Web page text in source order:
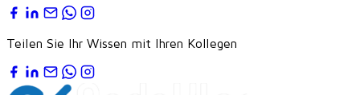
Teilen Sie Ihr Wissen mit Ihren Kollegen